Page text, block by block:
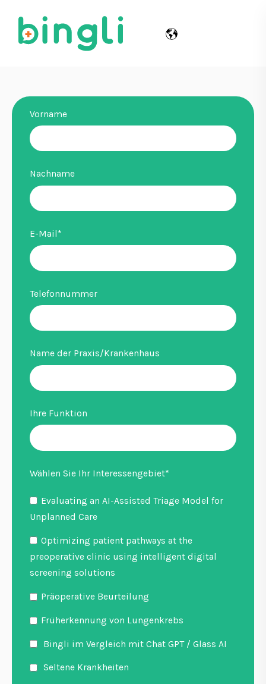
Vorname
Nachname
E-Mail*
Telefonnummer
Name der Praxis/Krankenhaus
Ihre Funktion
Wählen Sie Ihr Interessengebiet*
Evaluating an AI-Assisted Triage Model for
Unplanned Care
Optimizing patient pathways at the
preoperative clinic using intelligent digital
screening solutions
Präoperative Beurteilung
Früherkennung von Lungenkrebs
Bingli im Vergleich mit Chat GPT / Glass AI
Seltene Krankheiten